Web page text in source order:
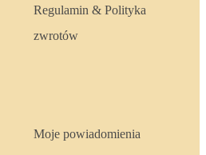
Regulamin & Polityka
zwrotów
Moje powiadomienia